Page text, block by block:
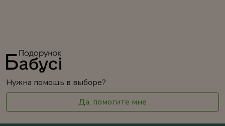
Нужна помощь в выборе?
Да, помогите мне